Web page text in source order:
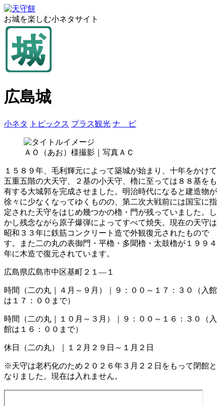
お城を楽しむ小ネタサイト
広島城
小ネタ トピックス プラス観光 ナ ビ
ＡＯ（あお）様撮影｜写真ＡＣ
１５８９年、毛利輝元によって築城が始まり、十年をかけて
五重五階の大天守、２基の小天守、櫓に至っては８８基をも
有する大城郭を完成させました。明治時代になると建造物が
徐々に少なくなってゆくものの、第二次大戦前には国宝に指
定された天守をはじめ幾つかの櫓・門が残っていました。し
かし残念ながら原子爆弾によってすべて焼失。現在の天守は
昭和３３年に鉄筋コンクリート造で外観復元されたもので
す。また二の丸の表御門・平櫓・多聞櫓・太鼓櫓が１９９４
年に木造で復元されています。
広島県広島市中区基町２１―１
時間（二の丸｜４月～９月）｜９：００～１７：３０（入館
は１７：００まで）
時間（二の丸｜１０月～３月）｜９：００～１６：３０（入
館は１６：００まで）
休日（二の丸）｜１２月２９日～１月２日
※天守は老朽化のため２０２６年３月２２日をもって閉館と
なりました。現在は入れません。